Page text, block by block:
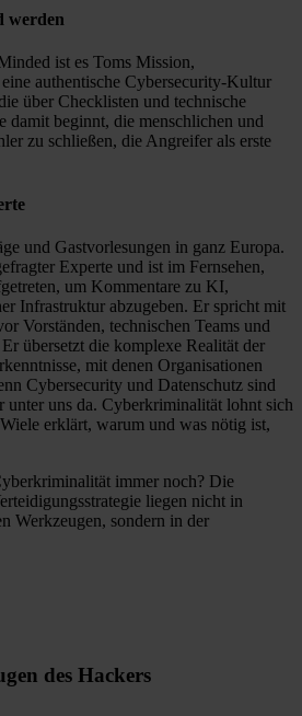
werden
ist es Toms Mission,
authentische Cybersecurity-Kultur
über Checklisten und technische
damit beginnt, die menschlichen und
zu schließen, die Angreifer als erste
und Gastvorlesungen in ganz Europa.
Experte und ist im Fernsehen,
um Kommentare zu KI,
Infrastruktur abzugeben. Er spricht mit
Vorständen, technischen Teams und
übersetzt die komplexe Realität der
mit denen Organisationen
Cybersecurity und Datenschutz sind
unter uns da. Cyberkriminalität lohnt sich
erklärt, warum und was nötig ist,
immer noch? Die
liegen nicht in
Werkzeugen, sondern in der
des Hackers